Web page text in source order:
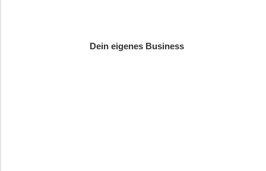
Dein eigenes Business